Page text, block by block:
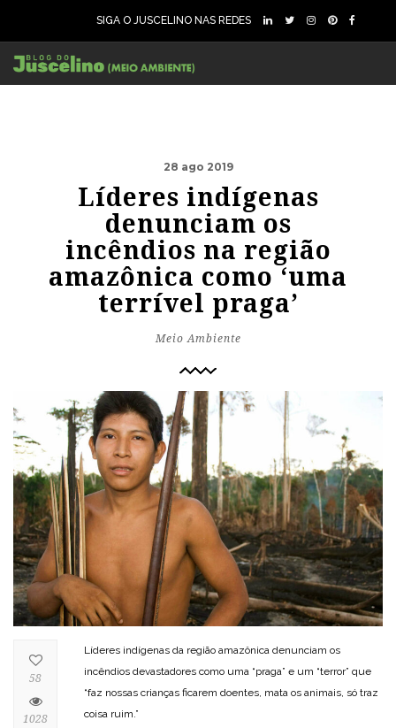
SIGA O JUSCELINO NAS REDES
28 ago 2019
Líderes indígenas
denunciam os
incêndios na região
amazônica como ‘uma
terrível praga’
Meio Ambiente
Líderes indígenas da região amazônica denunciam os
incêndios devastadores como uma “praga” e um “terror” que
“faz nossas crianças ficarem doentes, mata os animais, só traz
coisa ruim.”
58
1028